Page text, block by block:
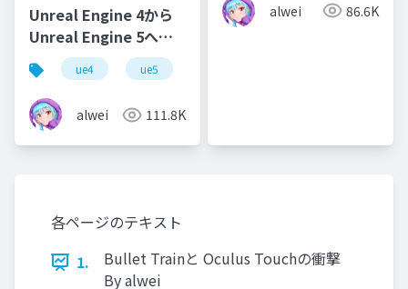
Unreal Engine 4から
Unreal Engine 5へ
～知っておきたい次世
代エンジン～
ue4 ue5
alwei 111.8K
alwei 86.6K
各ページのテキスト
1.
Bullet Trainと Oculus Touchの衝撃
By alwei